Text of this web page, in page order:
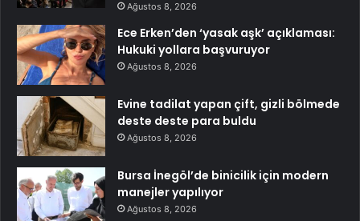
Ağustos 8, 2026
Ece Erken’den ‘yasak aşk’ açıklaması:
Hukuki yollara başvuruyor
Ağustos 8, 2026
Evine tadilat yapan çift, gizli bölmede
deste deste para buldu
Ağustos 8, 2026
Bursa İnegöl’de binicilik için modern
manejler yapılıyor
Ağustos 8, 2026